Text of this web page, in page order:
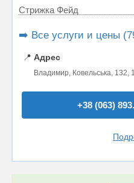
Стрижка Фейд
➡️ Все услуги и цены
📍 Адрес
Владимир, Ковельська, 132,
+38 (063)